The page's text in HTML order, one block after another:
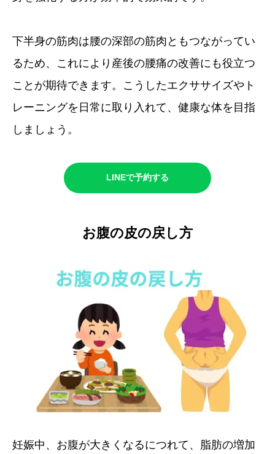
下半身の筋肉は腰の深部の筋肉ともつながってい
るため、これにより産後の腰痛の改善にも役立つ
ことが期待できます。こうしたエクササイズやト
レーニングを日常に取り入れて、健康な体を目指
しましょう。
LINEで予約する
お腹の皮の戻し方
妊娠中、お腹が大きくなるにつれて、脂肪の増加